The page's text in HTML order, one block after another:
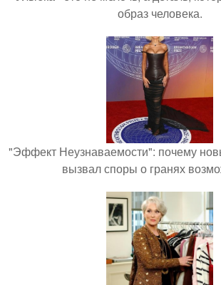
образ человека.
"Эффект Неузнаваемости": почему
вызвал споры о гранях